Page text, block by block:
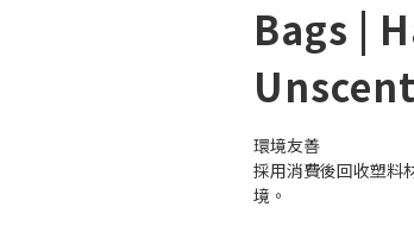
Bags |
環境友善
採用消費後回收塑料
境。